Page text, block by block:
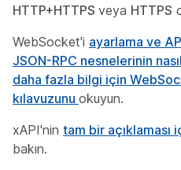
HTTP+HTTPS veya HTTPS
WebSocket'i ayarlama ve
JSON-RPC nesnelerinin
daha fazla bilgi için
kılavuzunu okuyun.
xAPI'nin tam bir açıklaması
bakın.